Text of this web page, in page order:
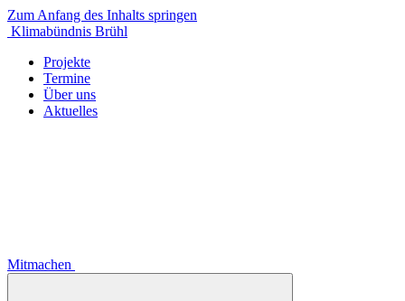
Zum Anfang des Inhalts springen
Klimabündnis Brühl
Projekte
Termine
Über uns
Aktuelles
Mitmachen